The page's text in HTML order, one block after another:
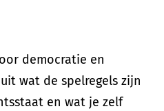
democratie en
wat de spelregels zijn
en wat je zelf